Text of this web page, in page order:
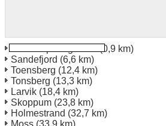
(0,9 km)
Sandefjord (6,6 km)
Toensberg (12,4 km)
Tonsberg (13,3 km)
Larvik (18,4 km)
Skoppum (23,8 km)
Holmestrand (32,7 km)
Moss (33,9 km)